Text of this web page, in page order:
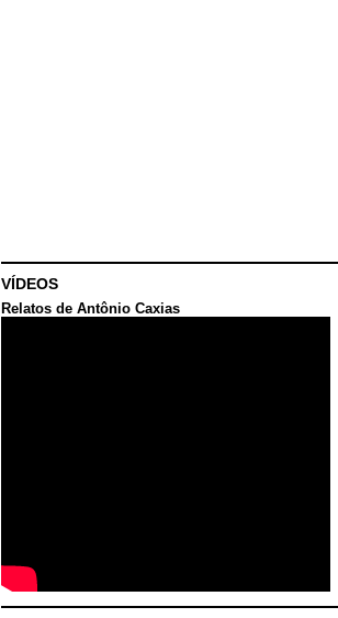
VÍDEOS
Relatos de Antônio Caxias